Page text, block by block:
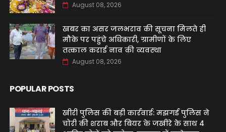
August 08, 2026
खबर का असर जलभराव की सूचना मिलते ही
मौके पर पहुंचे अधिकारी, ग्रामीणों के लिए
तत्काल कराई नाव की व्यवस्था
August 08, 2026
POPULAR POSTS
खीरी पुलिस की बड़ी कार्रवाई: मझगई पुलिस ने
चोरी की शराब और बियर के जखीरे के साथ 4